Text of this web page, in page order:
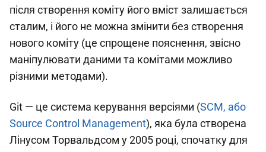
після створення коміту його вміст залишається
сталим, і його не можна змінити без створення
нового коміту (це спрощене пояснення, звісно
маніпулювати даними та комітами можливо
різними методами).
Git — це система керування версіями (SCM, або
Source Control Management), яка була створена
Лінусом Торвальдсом у 2005 році, спочатку для